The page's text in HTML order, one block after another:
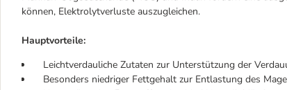
können, Elektrolytverluste auszugleichen.
Hauptvorteile:
Leichtverdauliche Zutaten zur Unterstützung der
Besonders niedriger Fettgehalt zur Entlastung des